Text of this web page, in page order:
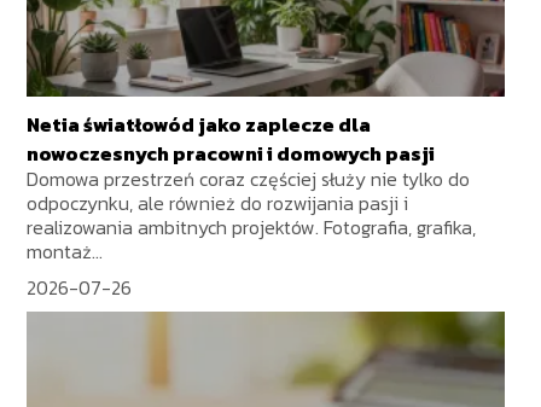
Netia światłowód jako zaplecze dla
nowoczesnych pracowni i domowych pasji
Domowa przestrzeń coraz częściej służy nie tylko do
odpoczynku, ale również do rozwijania pasji i
realizowania ambitnych projektów. Fotografia, grafika,
montaż...
2026-07-26